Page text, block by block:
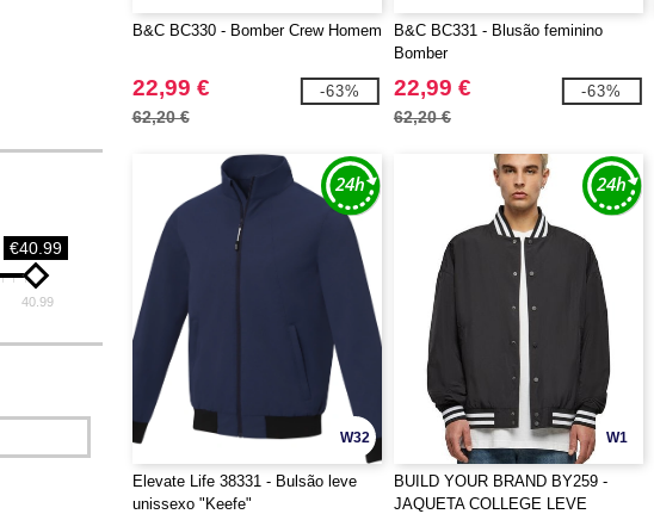
€40.99
40.99
B&C BC330 - Bomber Crew Homem
22,99 €
62,20 €
-63%
B&C BC331 - Blusão feminino
Bomber
22,99 €
62,20 €
-63%
W32
Elevate Life 38331 - Bulsão leve
unissexo "Keefe"
W1
BUILD YOUR BRAND BY259 -
JAQUETA COLLEGE LEVE